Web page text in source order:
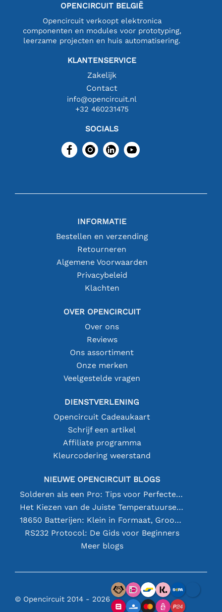
OPENCIRCUIT BELGIË
Opencircuit verkoopt elektronica
componenten en modules voor prototyping,
leerzame projecten en huis automatisering.
KLANTENSERVICE
Zakelijk
Contact
info@opencircuit.nl
+32 460231475
SOCIALS
INFORMATIE
Bestellen en verzending
Retourneren
Algemene Voorwaarden
Privacybeleid
Klachten
OVER OPENCIRCUIT
Over ons
Reviews
Ons assortiment
Onze merken
Veelgestelde vragen
DIENSTVERLENING
Opencircuit Cadeaukaart
Schrijf een artikel
Affiliate programma
Kleurcodering weerstand
NIEUWE OPENCIRCUIT BLOGS
Solderen als een Pro: Tips voor Perfecte Elektronische Verbindingen
Het Kiezen van de Juiste Temperatuursensor [youtube]
18650 Batterijen: Klein in Formaat, Groot in Prestatie
RS232 Protocol: De Gids voor Beginners
Meer blogs
© Opencircuit 2014 - 2026